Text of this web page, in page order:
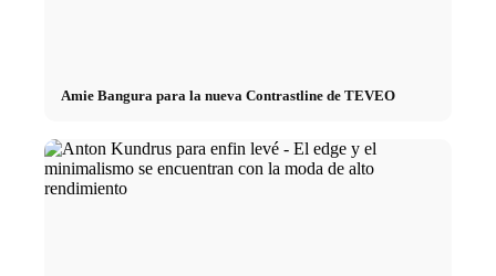
Amie Bangura para la nueva Contrastline de TEVEO